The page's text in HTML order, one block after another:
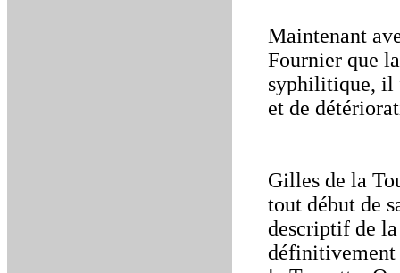
Maintenant
Fournier que
syphilitique, il
et de
Gilles de la
tout début de
descriptif de
définitivement